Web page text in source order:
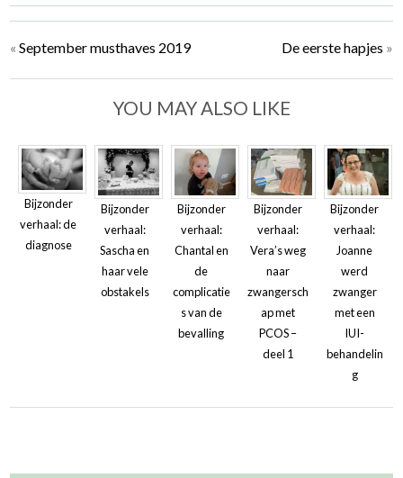
«September musthaves 2019 De eerste hapjes »
YOU MAY ALSO LIKE
Bijzonder
verhaal: de
diagnose
Bijzonder
verhaal:
Sascha en
haar vele
obstakels
Bijzonder
verhaal:
Chantal en
de
complicatie
s van de
bevalling
Bijzonder
verhaal:
Vera’s weg
naar
zwangersch
ap met
PCOS –
deel 1
Bijzonder
verhaal:
Joanne
werd
zwanger
met een
IUI-
behandelin
g